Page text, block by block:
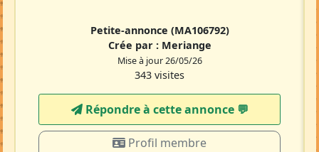
Petite-annonce (MA106792)
Crée par : Meriange
Mise à jour 26/05/26
343 visites
Répondre à cette annonce 💬​
Profil membre